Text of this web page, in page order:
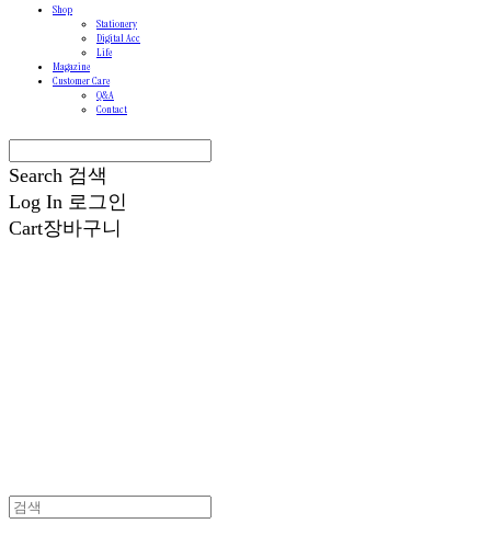
Shop
Stationery
Digital Acc
Life
Magazine
Customer Care
Q&A
Contact
Search 검색
Log In 로그인
Cart장바구니